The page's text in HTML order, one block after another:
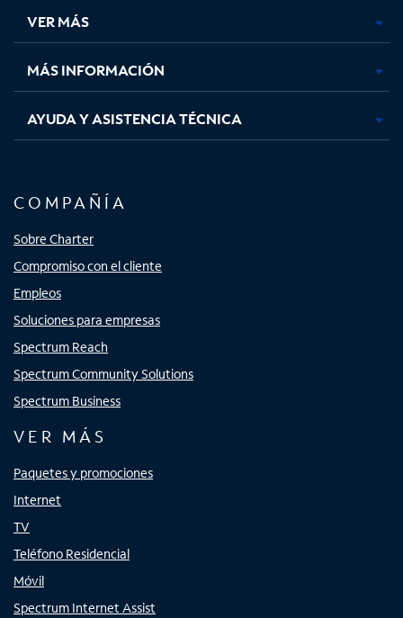
pestaña
nueva
pestaña
nueva
pestaña
nuevanueva
VER MÁS
MÁS INFORMACIÓN
AYUDA Y ASISTENCIA TÉCNICA
COMPAÑÍA
Sobre Charter
Compromiso con el cliente
Empleos
Soluciones para empresas
Spectrum Reach
Spectrum Community Solutions
Spectrum Business
VER MÁS
Paquetes y promociones
Internet
TV
Teléfono Residencial
Móvil
Spectrum Internet Assist